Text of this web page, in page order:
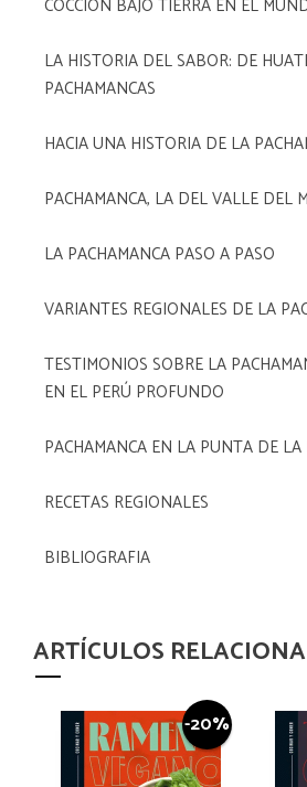
COCCIÓN BAJO TIERRA EN EL
LA HISTORIA DEL SABOR: DE
PACHAMANCAS
HACIA UNA HISTORIA DE LA
PACHAMANCA, LA DEL VALLE DEL
LA PACHAMANCA PASO A PASO
VARIANTES REGIONALES DE LA
TESTIMONIOS SOBRE LA
EN EL PERÚ PROFUNDO
PACHAMANCA EN LA PUNTA DE
RECETAS REGIONALES
BIBLIOGRAFIA
ARTÍCULOS
-20%